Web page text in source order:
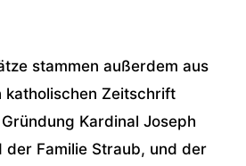
stammen außerdem aus
katholischen Zeitschrift
Gründung Kardinal Joseph
der Familie Straub, und der